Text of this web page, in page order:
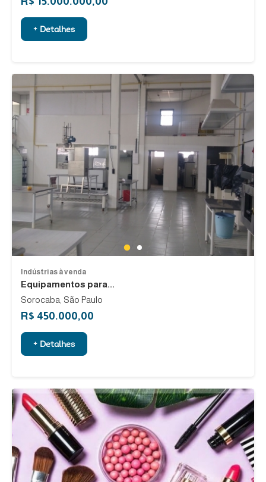
+ Detalhes
1 2
Indústrias à venda
Equipamentos para...
Sorocaba, São Paulo
R$ 450.000,00
+ Detalhes